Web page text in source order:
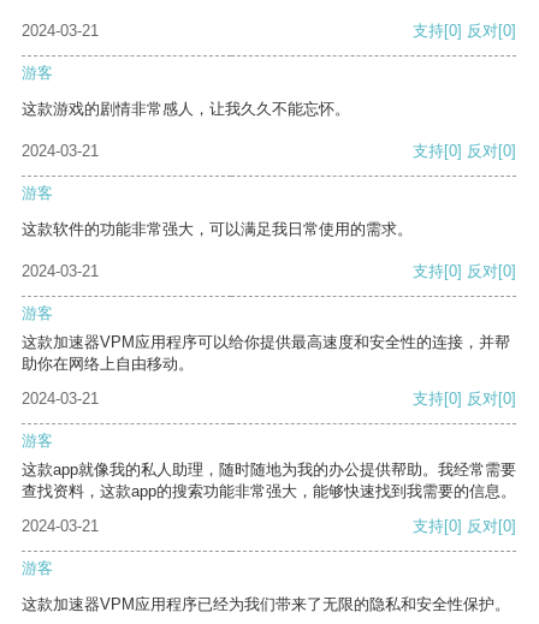
2024-03-21 支持[0] 反对[0]
游客
这款游戏的剧情非常感人，让我久久不能忘怀。
2024-03-21 支持[0] 反对[0]
游客
这款软件的功能非常强大，可以满足我日常使用的需求。
2024-03-21 支持[0] 反对[0]
游客
这款加速器VPM应用程序可以给你提供最高速度和安全性的连接，并帮
助你在网络上自由移动。
2024-03-21
支持[0] 反对[0]
游客
这款app就像我的私人助理，随时随地为我的办公提供帮助。我经常需要
查找资料，这款app的搜索功能非常强大，能够快速找到我需要的信息。
2024-03-21
支持[0] 反对[0]
游客
这款加速器VPM应用程序已经为我们带来了无限的隐私和安全性保护。